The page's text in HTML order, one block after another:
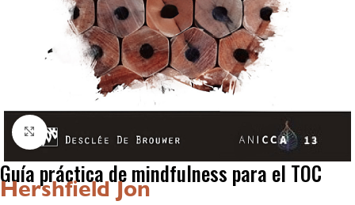
Click to enlarge
Guía práctica de mindfulness para el TOC
Hershfield Jon